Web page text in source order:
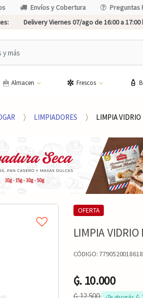
Envíos y Cobertura Preguntas
Delivery Viernes 07/ago de 16:00 a 17:00
Almacen Frescos
LIMPIADORES LIMPIA VIDRIO
OFERTA
LIMPIA VIDRIO
CÓDIGO: 7790520018618
₲. 10.000
₲. 12.500 ¡Te ahorrás  ₲.